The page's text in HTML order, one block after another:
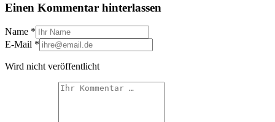
Einen Kommentar hinterlassen
Name *
E-Mail *
Wird nicht veröffentlicht